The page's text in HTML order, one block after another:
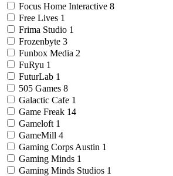
Focus Home Interactive 8
Free Lives 1
Frima Studio 1
Frozenbyte 3
Funbox Media 2
FuRyu 1
FuturLab 1
505 Games 8
Galactic Cafe 1
Game Freak 14
Gameloft 1
GameMill 4
Gaming Corps Austin 1
Gaming Minds 1
Gaming Minds Studios 1